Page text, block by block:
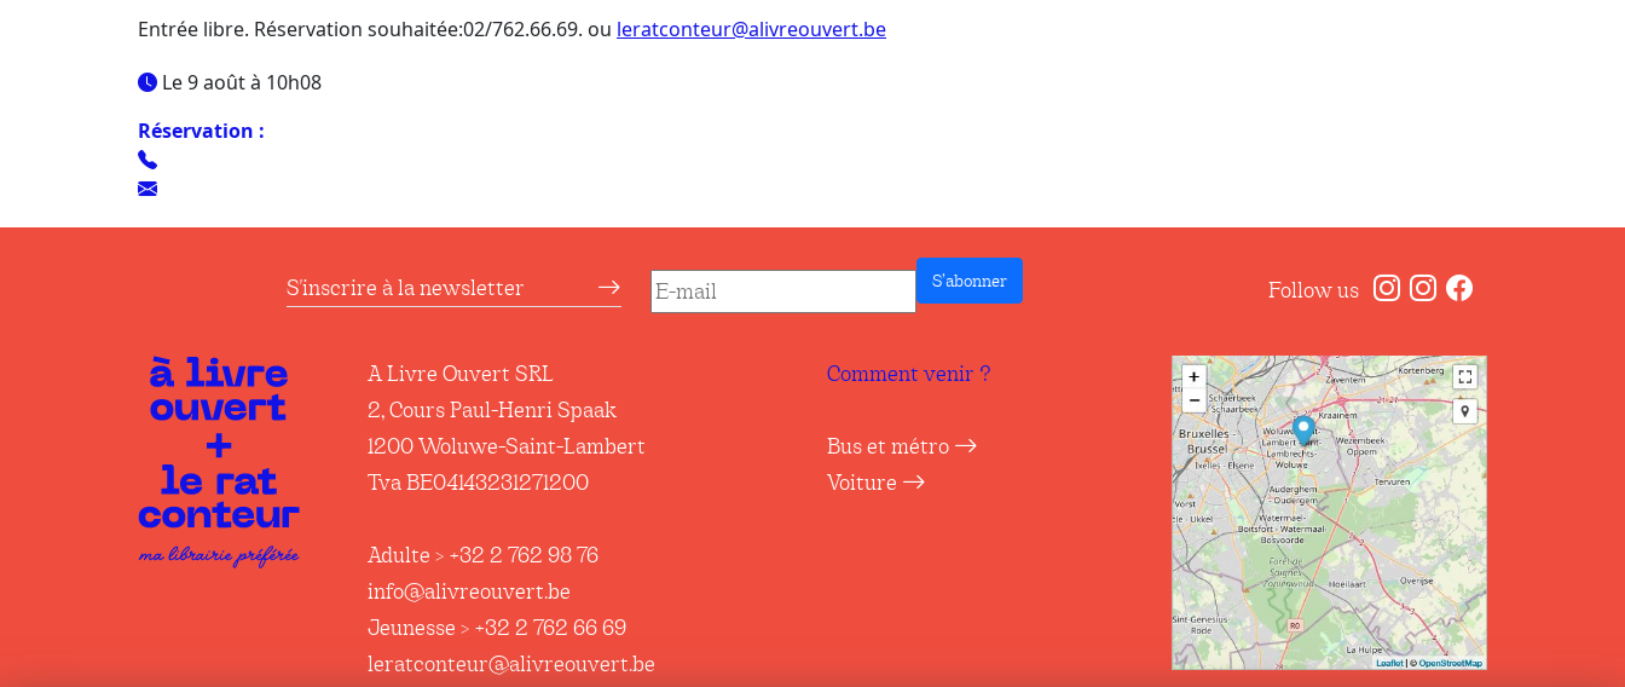
Entrée libre. Réservation souhaitée:02/762.66.69. ou leratconteur@alivreouvert.be
Le 9 août à 10h08
Réservation :
S'inscrire à la newsletter S’abonner Follow us
A Livre Ouvert SRL
2, Cours Paul-Henri Spaak
1200 Woluwe-Saint-Lambert
Tva BE04143231271200
Adulte > +32 2 762 98 76
info@alivreouvert.be
Jeunesse > +32 2 762 66 69
leratconteur@alivreouvert.be
Comment venir ?
Bus et métro
Voiture